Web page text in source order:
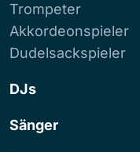
Trompeter
Akkordeonspieler
Dudelsackspieler
DJs
Sänger